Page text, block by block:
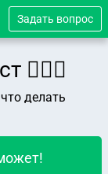
Задать вопрос
👨🏻‍⚖️
делать